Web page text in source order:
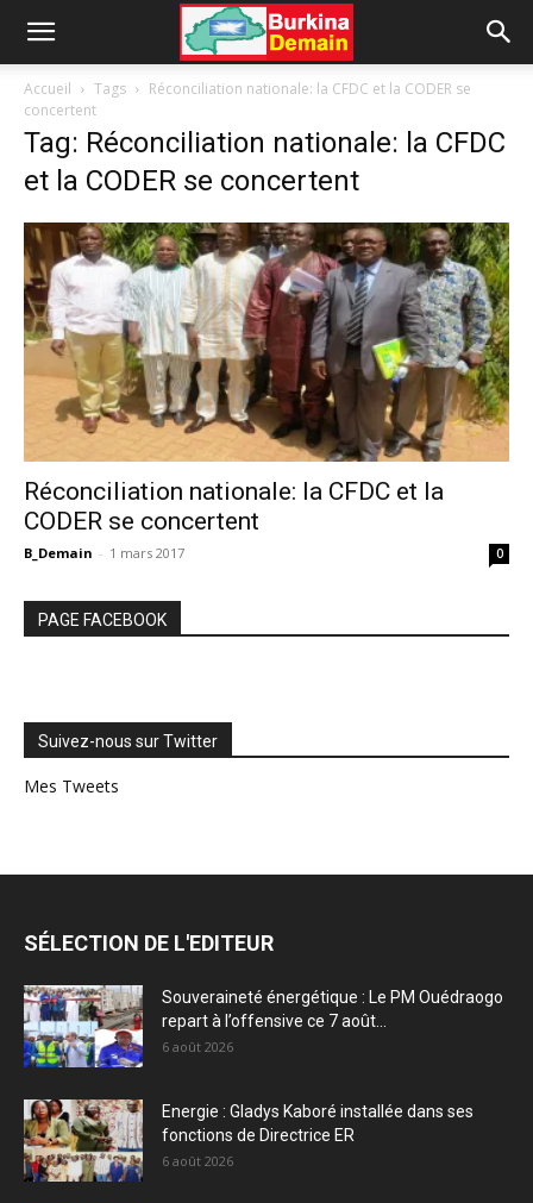
Accueil Tags
Réconciliation nationale: la CFDC et la CODER se
concertent
Tag: Réconciliation nationale: la CFDC
et la CODER se concertent
Réconciliation nationale: la CFDC et la
CODER se concertent
B_Demain - 1 mars 2017 0
PAGE FACEBOOK
Suivez-nous sur Twitter
Mes Tweets
SÉLECTION DE L'EDITEUR
Souveraineté énergétique : Le PM Ouédraogo
repart à l’offensive ce 7 août...
6 août 2026
Energie : Gladys Kaboré installée dans ses
fonctions de Directrice ER
6 août 2026